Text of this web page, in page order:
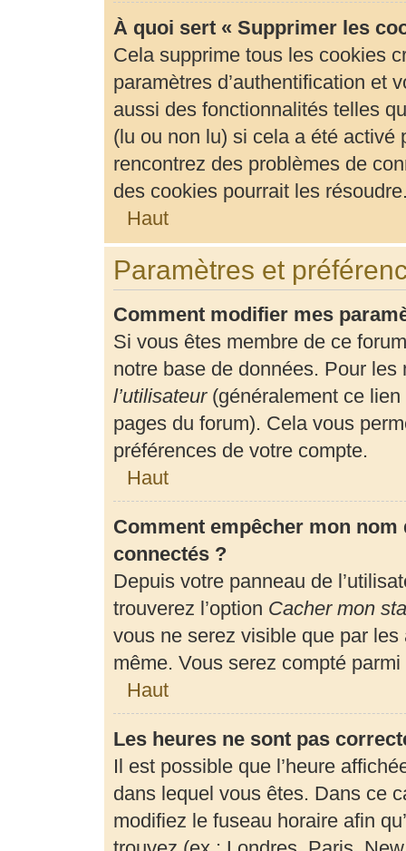
À quoi sert « Supprimer les
Cela supprime tous les cookies
paramètres d’authentification et
aussi des fonctionnalités telles
(lu ou non lu) si cela a été activé
rencontrez des problèmes de
des cookies pourrait les
Haut
Paramètres et
Comment modifier mes
Si vous êtes membre de ce
notre base de données. Pour
l’utilisateur(généralement ce lien
pages du forum). Cela vous
préférences de votre compte.
Haut
Comment empêcher mon
connectés ?
Depuis votre panneau de
trouverez l’option Cacher mon
vous ne serez visible que par
même. Vous serez compté
Haut
Les heures ne sont pas
Il est possible que l’heure
dans lequel vous êtes. Dans ce
modifiez le fuseau horaire afin